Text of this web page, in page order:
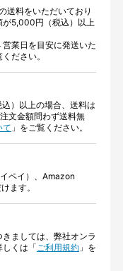
送料をいただいており
が5,000円（税込）以上
業日を目安に発送いた
ださい。
）以上の場合、送料は
文金額問わず送料無
て 」をご覧ください。
ペイ）、Amazon
ます。
ましては、弊社オンラ
しくは「ご利用規約」を